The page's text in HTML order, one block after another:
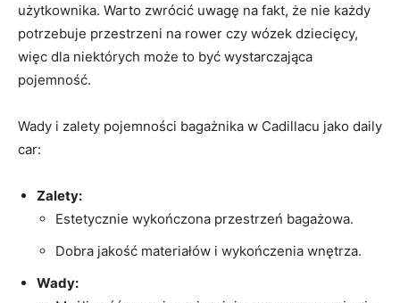
użytkownika. Warto zwrócić uwagę ⁤na fakt, że nie każdy
potrzebuje przestrzeni na rower czy wózek‌ dziecięcy,⁤
więc dla niektórych może to być wystarczająca
pojemność.
Wady i zalety ⁤pojemności bagażnika w Cadillacu jako‍ daily
car:
Zalety:
Estetycznie wykończona przestrzeń bagażowa.
Dobra jakość materiałów i wykończenia wnętrza.
Wady: